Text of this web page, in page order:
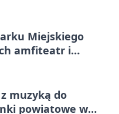
Miejskiego
amfiteatr i
muzyką do
powiatowe w